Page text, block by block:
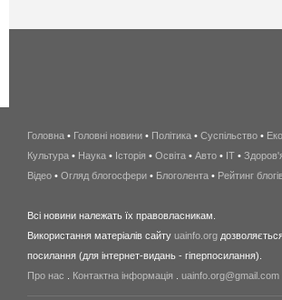
в
Головна • Головні новини • Політика • Суспільство •
Культура • Наука • Історія • Освіта • Авто • IT •
Відео • Огляд блогосфери • Блоголента • Рейтинг
Всі новини належать їх правовласникам.
Використання матеріалів сайту uainfo.org
посилання (для інтернет-видань - гіперпосилання).
Про нас
Контактна інформація uainfo.org@gmail.com